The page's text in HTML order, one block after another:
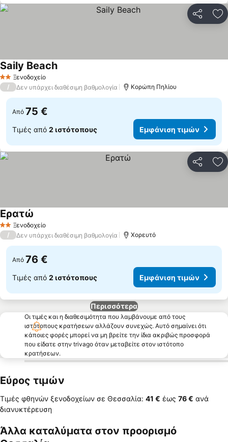
2 ΑστέριαΞενοδοχείο
Saily Beach
/ Δεν υπάρχει διαθέσιμη βαθμολογία Κορώπη Πηλίου
Από 75 €
Τιμές από 2 ιστότοπους Εμφάνιση τιμών
2 ΑστέριαΞενοδοχείο
Ερατώ
/ Δεν υπάρχει διαθέσιμη βαθμολογία Χορευτό
Από 76 €
Τιμές από 2 ιστότοπους Εμφάνιση τιμών
Περισσότερα
Οι τιμές και η διαθεσιμότητα που λαμβάνουμε από τους
ιστότοπους κρατήσεων αλλάζουν συνεχώς. Αυτό σημαίνει ότι
κάποιες φορές μπορεί να μη βρείτε την ίδια ακριβώς προσφορά
που είδατε στην trivago όταν μεταβείτε στον ιστότοπο
κρατήσεων.
Εύρος τιμών
Τιμές φθηνών ξενοδοχείων σε Θεσσαλία: ‎41 € έως ‎76 € ανά
διανυκτέρευση
Άλλα καταλύματα στον προορισμό